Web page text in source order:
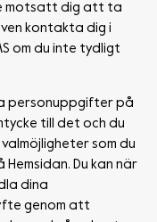
motsatt dig att ta
kontakta dig i
om du inte tydligt
personuppgifter på
till det och du
som du
Du kan när
dina
genom att